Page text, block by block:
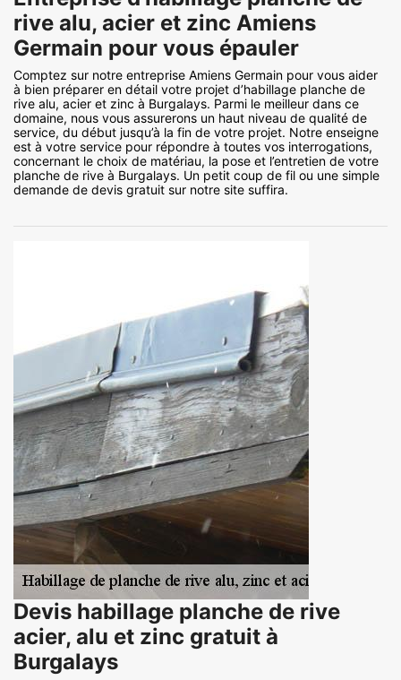
rive alu, acier et zinc Amiens
Germain pour vous épauler
Comptez sur notre entreprise Amiens Germain pour vous aider
à bien préparer en détail votre projet d’habillage planche de
rive alu, acier et zinc à Burgalays. Parmi le meilleur dans ce
domaine, nous vous assurerons un haut niveau de qualité de
service, du début jusqu’à la fin de votre projet. Notre enseigne
est à votre service pour répondre à toutes vos interrogations,
concernant le choix de matériau, la pose et l’entretien de votre
planche de rive à Burgalays. Un petit coup de fil ou une simple
demande de devis gratuit sur notre site suffira.
Devis habillage planche de rive
acier, alu et zinc gratuit à
Burgalays